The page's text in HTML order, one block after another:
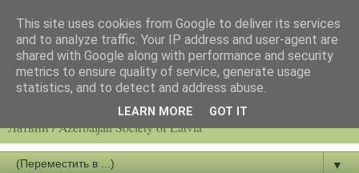
Latvijas azerbaidžāņu biedrību / Общество азербайджанцев
Латвии / Azerbaijan Society of Latvia
▼
This site uses cookies from Google to deliver its services
and to analyze traffic. Your IP address and user-agent are
shared with Google along with performance and security
metrics to ensure quality of service, generate usage
statistics, and to detect and address abuse.
LEARN MORE GOT IT